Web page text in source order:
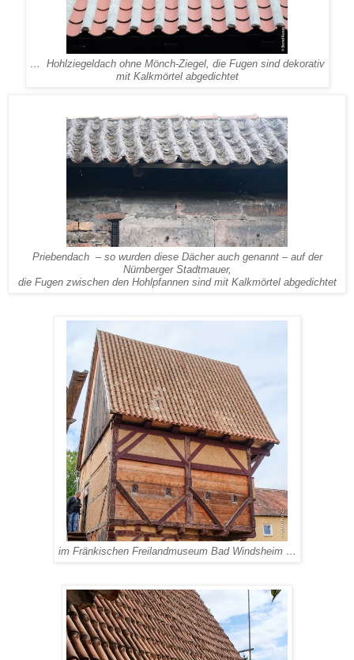
… Hohlziegeldach ohne Mönch-Ziegel, die Fugen sind dekorativ
mit Kalkmörtel abgedichtet
Priebendach – so wurden diese Dächer auch genannt – auf der
Nürnberger Stadtmauer,
die Fugen zwischen den Hohlpfannen sind mit Kalkmörtel abgedichtet
im Fränkischen Freilandmuseum Bad Windsheim …